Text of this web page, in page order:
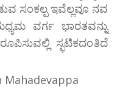
ಸಂಕಲ್ಪ ಇವೆಲ್ಲವೂ ನವ
ವರ್ಗ ಭಾರತವನ್ನು
ಸ್ಫಟಿಕದಂತಿದೆ